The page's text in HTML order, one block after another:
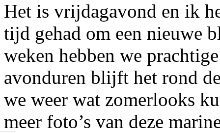
Het is vrijdagavond en ik
tijd gehad om een nieuwe
weken hebben we
avonduren blijft het rond
we weer wat zomerlooks
meer foto’s van deze